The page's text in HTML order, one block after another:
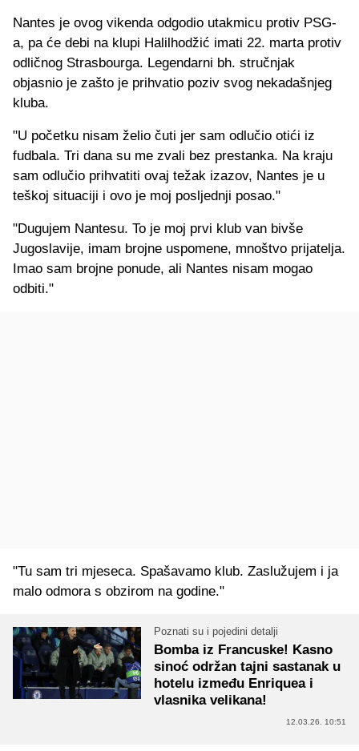
Nantes je ovog vikenda odgodio utakmicu protiv PSG-
a, pa će debi na klupi Halilhodžić imati 22. marta protiv
odličnog Strasbourga. Legendarni bh. stručnjak
objasnio je zašto je prihvatio poziv svog nekadašnjeg
kluba.
"U početku nisam želio čuti jer sam odlučio otići iz
fudbala. Tri dana su me zvali bez prestanka. Na kraju
sam odlučio prihvatiti ovaj težak izazov, Nantes je u
teškoj situaciji i ovo je moj posljednji posao."
"Dugujem Nantesu. To je moj prvi klub van bivše
Jugoslavije, imam brojne uspomene, mnoštvo prijatelja.
Imao sam brojne ponude, ali Nantes nisam mogao
odbiti."
"Tu sam tri mjeseca. Spašavamo klub. Zaslužujem i ja
malo odmora s obzirom na godine."
Poznati su i pojedini detalji
Bomba iz Francuske! Kasno
sinoć održan tajni sastanak u
hotelu između Enriquea i
vlasnika velikana!
12.03.26. 10:51